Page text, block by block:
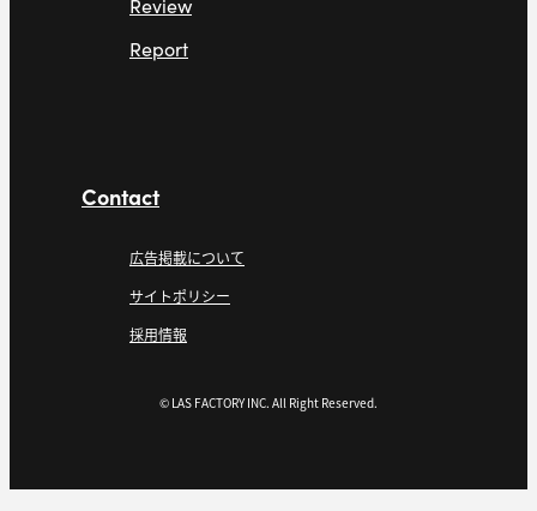
Review
Report
Contact
広告掲載について
サイトポリシー
採用情報
© LAS FACTORY INC. All Right Reserved.